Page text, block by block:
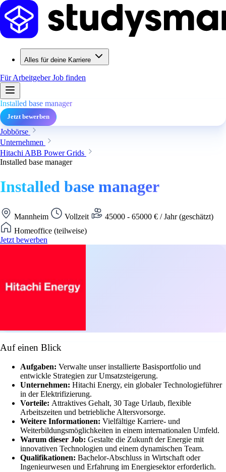
Alles für deine Karriere
Für ArbeitgeberJob finden
Installed base manager
Jetzt bewerben
Jobbörse
Unternehmen
Hitachi ABB Power Grids
Installed base manager
Installed base manager
Mannheim Vollzeit
45000 - 65000 € / Jahr (geschätzt)
Homeoffice (teilweise)
Jetzt bewerben
Auf einen Blick
Aufgaben: Verwalte unser installierte Basisportfolio und
entwickle Strategien zur Umsatzsteigerung.
Unternehmen: Hitachi Energy, ein globaler Technologieführer
in der Elektrifizierung.
Vorteile: Attraktives Gehalt, 30 Tage Urlaub, flexible
Arbeitszeiten und betriebliche Altersvorsorge.
Weitere Informationen: Vielfältige Karriere- und
Weiterbildungsmöglichkeiten in einem internationalen Umfeld.
Warum dieser Job: Gestalte die Zukunft der Energie mit
innovativen Technologien und einem dynamischen Team.
Qualifikationen: Bachelor-Abschluss in Wirtschaft oder
Ingenieurwesen und Erfahrung im Energiesektor erforderlich.